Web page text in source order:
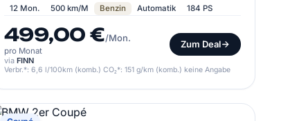
12 Mon. 500 km/M Benzin Automatik 184 PS
499,00 €/Mon.
pro Monat
Zum Deal
via FINN
Verbr.*: 6,6 l/100km (komb.) CO₂*: 151 g/km (komb.) keine Angabe